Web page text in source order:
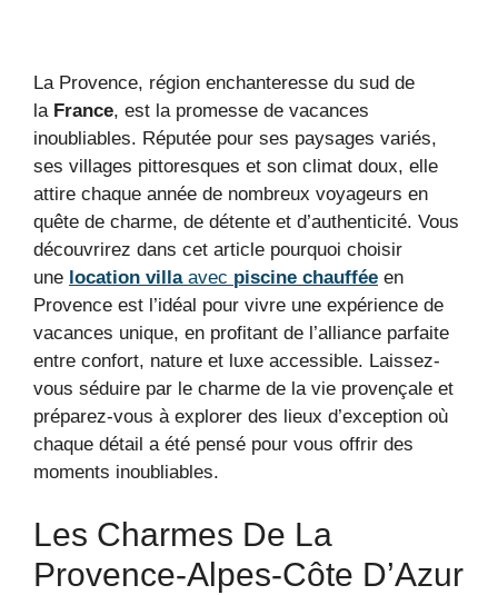
La Provence, région enchanteresse du sud de
la France, est la promesse de vacances
inoubliables. Réputée pour ses paysages variés,
ses villages pittoresques et son climat doux, elle
attire chaque année de nombreux voyageurs en
quête de charme, de détente et d’authenticité. Vous
découvrirez dans cet article pourquoi choisir
une location villaavec piscine chauffée en
Provence est l’idéal pour vivre une expérience de
vacances unique, en profitant de l’alliance parfaite
entre confort, nature et luxe accessible. Laissez-
vous séduire par le charme de la vie provençale et
préparez-vous à explorer des lieux d’exception où
chaque détail a été pensé pour vous offrir des
moments inoubliables.
Les Charmes De La
Provence-Alpes-Côte D’Azur